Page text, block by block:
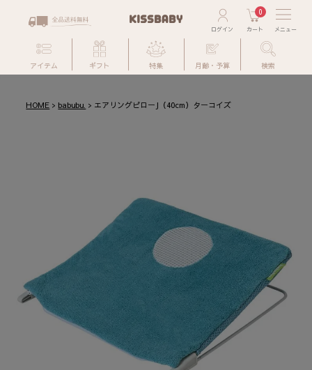
0
アイテム ギフト 特集 月齢・予算 検索
HOME babubu. エアリングピローJ（40cm）ターコイズ